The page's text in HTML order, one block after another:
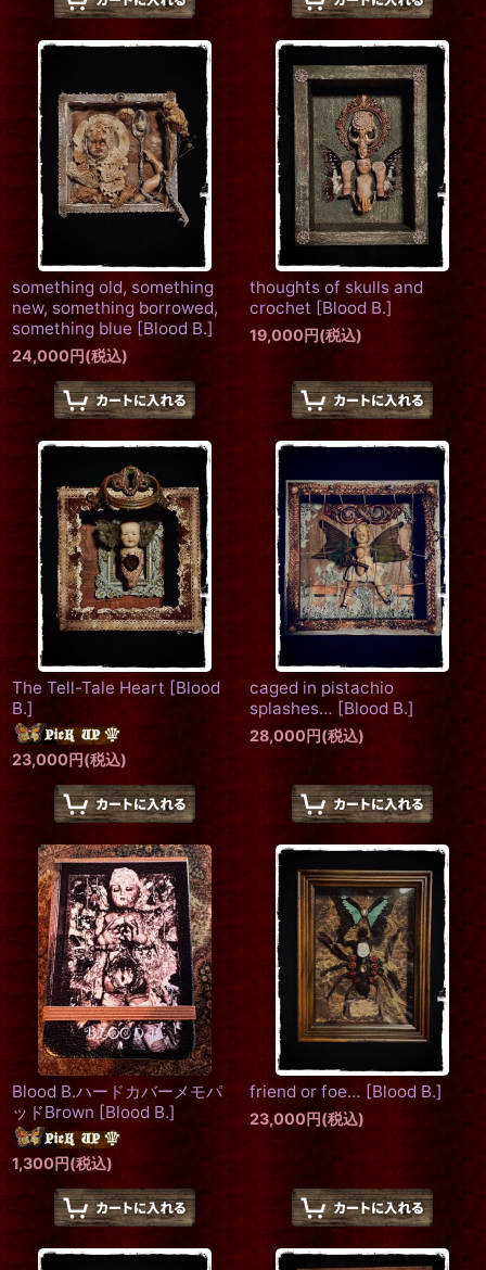
something old, something
new, something borrowed,
something blue [Blood B.]
24,000円(税込)
thoughts of skulls and
crochet [Blood B.]
19,000円(税込)
The Tell-Tale Heart [Blood
B.]
23,000円(税込)
caged in pistachio
splashes… [Blood B.]
28,000円(税込)
Blood B.ハードカバーメモパ
ッドBrown [Blood B.]
1,300円(税込)
friend or foe… [Blood B.]
23,000円(税込)